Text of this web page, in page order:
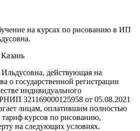
на курсах по рисованию в ИП
действующая на
о государственной регистрации
индивидуального
321169000125958 от 05.08.2021
лицам, оплатившим полностью
курсов по рисованию,
на следующих условиях.